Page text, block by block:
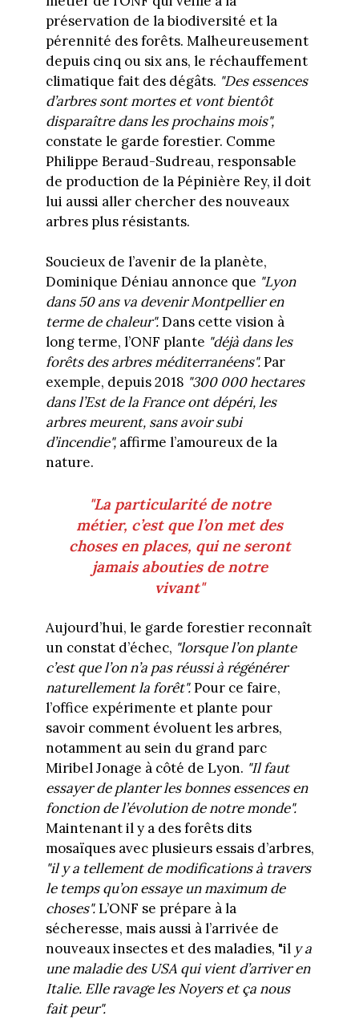
préservation de la biodiversité et la
pérennité des forêts. Malheureusement
depuis cinq ou six ans, le réchauffement
climatique fait des dégâts. "Des essences
d’arbres sont mortes et vont bientôt
disparaître dans les prochains mois",
constate le garde forestier. Comme
Philippe Beraud-Sudreau, responsable
de production de la Pépinière Rey, il doit
lui aussi aller chercher des nouveaux
arbres plus résistants.
Soucieux de l’avenir de la planète,
Dominique Déniau annonce que "Lyon
dans 50 ans va devenir Montpellier en
terme de chaleur".Dans cette vision à
long terme, l’ONF plante "déjà dans les
forêts des arbres méditerranéens".Par
exemple, depuis 2018 "300 000 hectares
dans l’Est de la France ont dépéri, les
arbres meurent, sans avoir subi
d’incendie",affirme l’amoureux de la
nature.
"La particularité de notre
métier, c’est que l’on met des
choses en places, qui ne seront
jamais abouties de notre
vivant"
Aujourd’hui, le garde forestier reconnaît
un constat d’échec, "lorsque l’on plante
c’est que l’on n’a pas réussi à régénérer
naturellement la forêt".Pour ce faire,
l’office expérimente et plante pour
savoir comment évoluent les arbres,
notamment au sein du grand parc
Miribel Jonage à côté de Lyon. "Il faut
essayer de planter les bonnes essences en
fonction de l’évolution de notre monde".
Maintenant il y a des forêts dits
mosaïques avec plusieurs essais d’arbres,
"il y a tellement de modifications à travers
le temps qu’on essaye un maximum de
choses".L’ONF se prépare à la
sécheresse, mais aussi à l’arrivée de
nouveaux insectes et des maladies, "il y a
une maladie des USA qui vient d’arriver en
Italie. Elle ravage les Noyers et ça nous
fait peur".